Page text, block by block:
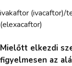
ivakaftor (ivacaftor)/
(elexacaftor)
Mielőtt elkezdi
figyelmesen az